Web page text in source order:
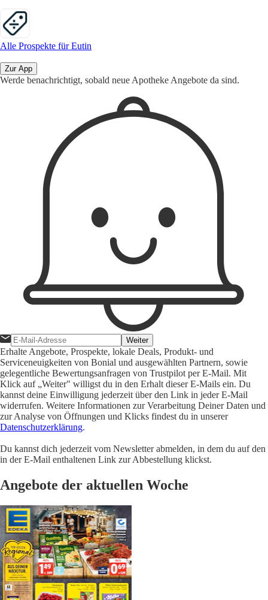
Alle Prospekte für Eutin
Zur App
Werde benachrichtigt, sobald neue Apotheke Angebote da sind.
Weiter
Erhalte Angebote, Prospekte, lokale Deals, Produkt- und
Serviceneuigkeiten von Bonial und ausgewählten Partnern, sowie
gelegentliche Bewertungsanfragen von Trustpilot per E-Mail. Mit
Klick auf „Weiter" willigst du in den Erhalt dieser E-Mails ein. Du
kannst deine Einwilligung jederzeit über den Link in jeder E-Mail
widerrufen. Weitere Informationen zur Verarbeitung Deiner Daten und
zur Analyse von Öffnungen und Klicks findest du in unserer
Datenschutzerklärung.
Du kannst dich jederzeit vom Newsletter abmelden, in dem du auf den
in der E-Mail enthaltenen Link zur Abbestellung klickst.
Angebote der aktuellen Woche